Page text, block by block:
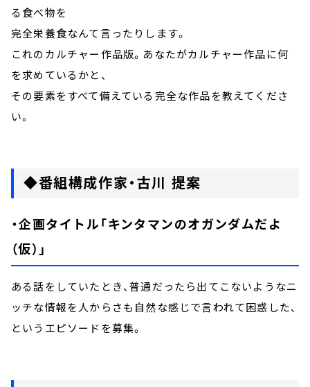
る食べ物を
完全栄養食なんて言ったりします。
これのカルチャー作品版。あなたがカルチャー作品に何
を求めているかと、
その要素をすべて備えている完全な作品を教えてくださ
い。
◆番組構成作家・古川 提案
・企画タイトル「キンタマンのオガンダムだよ
（仮）」
ある話をしていたとき、普通だったら出てこないようなニ
ッチな情報を人からさも自然な感じで言われて困惑した、
というエピソードを募集。